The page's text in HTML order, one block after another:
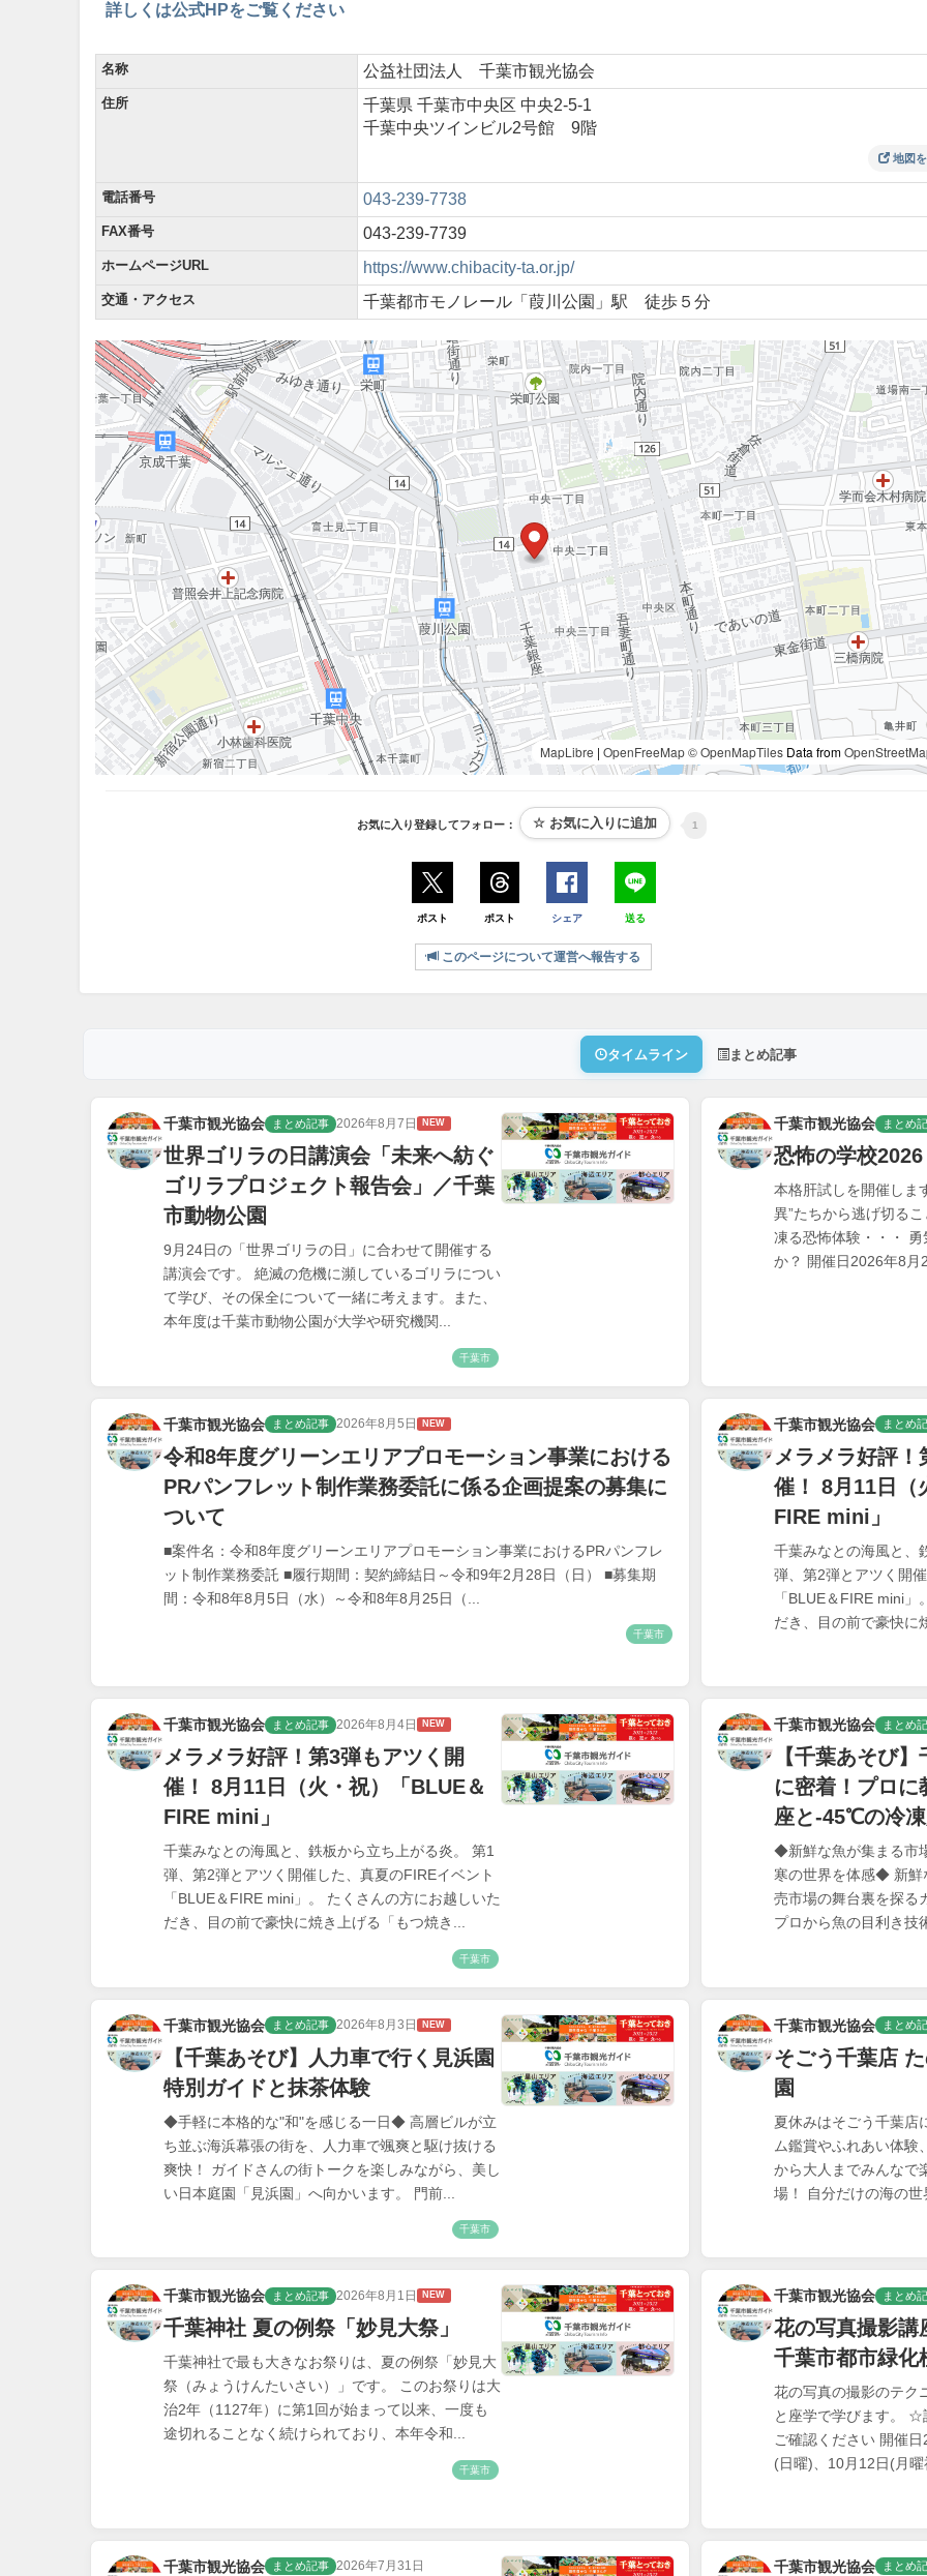
詳しくは公式HPをご覧ください
名称 公益社団法人 千葉市観光協会
住所
千葉県 千葉市中央区 中央2-5-1
千葉中央ツインビル2号館 9階
地図
電話番号 043-239-7738
FAX番号 043-239-7739
ホームページURL https://www.chibacity-ta.or.jp/
交通・アクセス 千葉都市モノレール「葭川公園」駅 徒歩５分
MapLibre | OpenFreeMap © OpenMapTilesData from
お気に入り登録してフォロー： 1
ポスト ポスト シェア 送る
このページについて運営へ報告する
タイムライン まとめ記事